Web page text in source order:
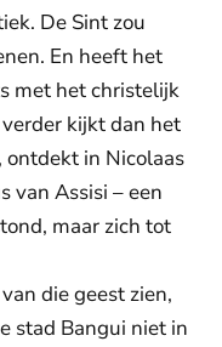
De Sint zou
En heeft het
met het christelijk
kijkt dan het
ontdekt in Nicolaas
van Assisi – een
maar zich tot
die geest zien,
stad Bangui niet in